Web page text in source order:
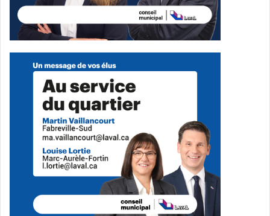
modernisation des infrastructures et une transition
écologique à grande échelle.
Principaux engagements :
Infrastructures : lancement d’une
M$pour moderniser les routes, aqueducs et égouts,
et prévenir les inondations.
Finances publiques : maintien d’un taux de taxes
parmi les plus bas des grandes villes québécoises.
Sécurité et propreté : amélioration du déneigement,
des traverses piétonnes, et du nettoyage des rues;
ajout de 20 nouveaux feux de circulation et d’un
éclairage renforcé dans les quartiers.